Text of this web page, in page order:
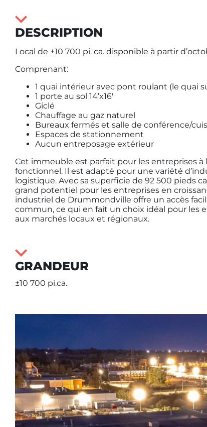
DESCRIPTION
Local de ±10 700 pi. ca. disponible à partir
Comprenant:
1 quai intérieur avec pont roulant (le quai
1 porte au sol 14’x16′
Giclé
Chauffage au gaz naturel
Bureaux fermés et salle de conférence/
Espaces de stationnement
Aucun entreposage extérieur
Cet immeuble est parfait pour les entreprises à
fonctionnel. Il est adapté pour une variété
logistique. Avec sa superficie de 92 500 pieds
grand potentiel pour les entreprises en
industriel de Drummondville offre un accès
commun, ce qui en fait un choix idéal pour les
aux marchés locaux et régionaux.
GRANDEUR
±10 700 pi.ca.